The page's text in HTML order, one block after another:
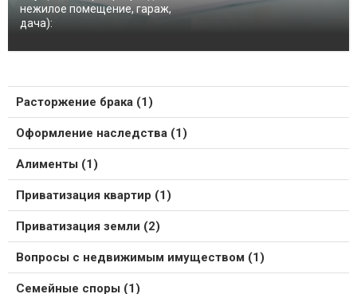
нежилое помещение, гараж,
дача):
Расторжение брака (1)
Оформление наследства (1)
Алименты (1)
Приватизация квартир (1)
Приватизация земли (2)
Вопросы с недвижимым имуществом (1)
Семейные споры (1)